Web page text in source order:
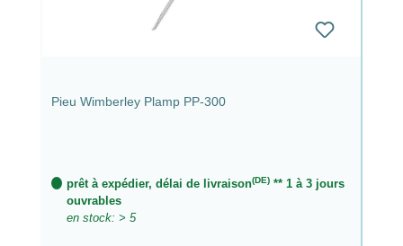
Pieu Wimberley Plamp PP-300
prêt à expédier, délai de livraison(DE)** 1 à 3 jours
ouvrables
en stock: > 5